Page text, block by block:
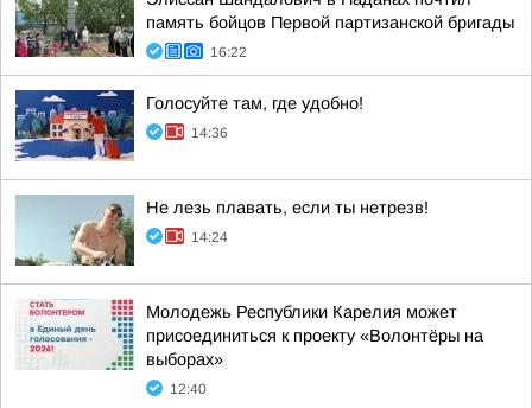
память бойцов Первой партизанской бригады
16:22
Голосуйте там, где удобно!
14:36
Не лезь плавать, если ты нетрезв!
14:24
Молодежь Республики Карелия может
присоединиться к проекту «Волонтёры на
выборах»
12:40